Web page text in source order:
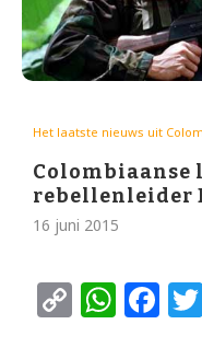
Het laatste nieuws uit
Colombiaanse
rebellenleider
16 juni 2015
Copy
Link